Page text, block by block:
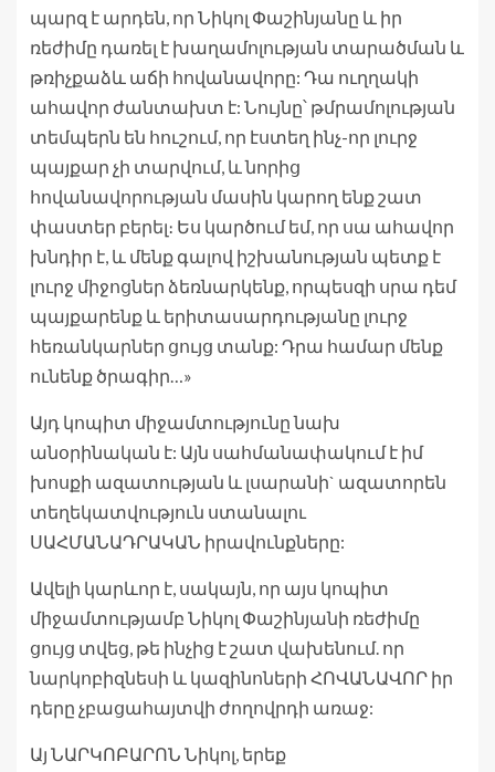
պարզ է արդեն, որ Նիկոլ Փաշինյանը և իր
ռեժիմը դառել է խաղամոլության տարածման և
թռիչքաձև աճի հովանավորը: Դա ուղղակի
ահավոր ժանտախտ է: Նույնը՝ թմրամոլության
տեմպերն են հուշում, որ էստեղ ինչ-որ լուրջ
պայքար չի տարվում, և նորից
հովանավորության մասին կարող ենք շատ
փաստեր բերել։ Ես կարծում եմ, որ սա ահավոր
խնդիր է, և մենք գալով իշխանության պետք է
լուրջ միջոցներ ձեռնարկենք, որպեսզի սրա դեմ
պայքարենք և երիտասարդությանը լուրջ
հեռանկարներ ցույց տանք: Դրա համար մենք
ունենք ծրագիր…»
Այդ կոպիտ միջամտությունը նախ
անօրինական է: Այն սահմանափակում է իմ
խոսքի ազատության և լսարանի` ազատորեն
տեղեկատվություն ստանալու
ՍԱՀՄԱՆԱԴՐԱԿԱՆ իրավունքները:
Ավելի կարևոր է, սակայն, որ այս կոպիտ
միջամտությամբ Նիկոլ Փաշինյանի ռեժիմը
ցույց տվեց, թե ինչից է շատ վախենում. որ
նարկոբիզնեսի և կազինոների ՀՈՎԱՆԱՎՈՐ իր
դերը չբացահայտվի ժողովրդի առաջ:
Այ ՆԱՐԿՈԲԱՐՈՆ Նիկոլ, երեք